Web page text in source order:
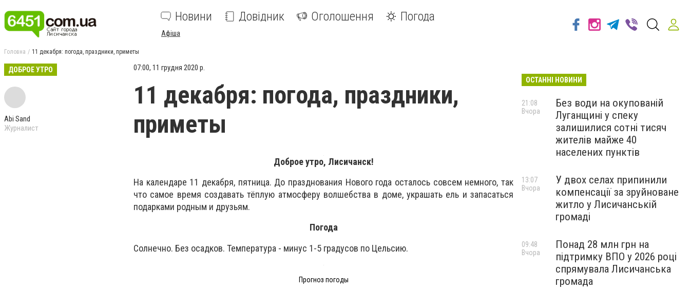
Новини Довідник Оголошення Погода
Афіша
Головна 11 декабря: погода, праздники, приметы
ДОБРОЕ УТРО
Abi Sand
Журналист
07:00, 11 грудня 2020 р.
11 декабря: погода, праздники,
приметы
Доброе утро, Лисичанск!
На календаре 11 декабря, пятница. До празднования Нового года осталось совсем немного, так
что самое время создавать тёплую атмосферу волшебства в доме, украшать ель и запасаться
подарками родным и друзьям.
Погода
Солнечно. Без осадков. Температура - минус 1-5 градусов по Цельсию.
Прогноз погоды
ОСТАННІ НОВИНИ
Без води на окупованій
Луганщині у спеку
залишилися сотні тисяч
жителів майже 40
населених пунктів
21:08
Вчора
У двох селах припинили
компенсації за зруйноване
житло у Лисичанській
громаді
13:07
Вчора
Понад 28 млн грн на
підтримку ВПО у 2026 році
спрямувала Лисичанська
громада
09:48
Вчора